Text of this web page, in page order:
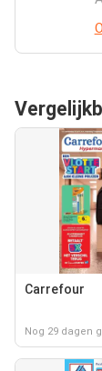
Carrefour
Nog 29 dagen